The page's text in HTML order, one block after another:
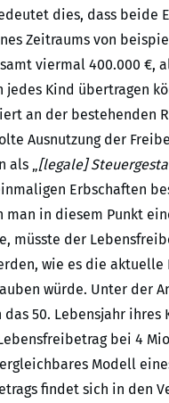
dies, dass beide
Zeitraums von
viermal 400.000 €,
Kind übertragen
an der bestehenden
Ausnutzung der
als „[legale]
Erbschaften
man in diesem Punkt
müsste der
wie es die aktuelle
würde. Unter der
50. Lebensjahr ihres
bei 4
Modell
findet sich in den